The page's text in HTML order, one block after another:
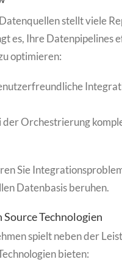
stellt viele
es, Ihre Datenpipelines
optimieren:
der Orchestrierung
Sie
Datenbasis beruhen.
Technologien
spielt neben der
bieten: